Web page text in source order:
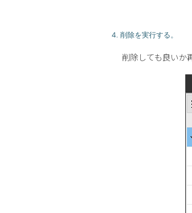
4. 削除を実行する。
削除しても良いか